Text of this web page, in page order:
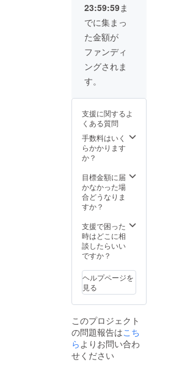
トン プロ
ジェクトを
始めまし
た。全国の
先生方の
メッセージ
を文部科学
省担当者に
直接手渡し
ます。
23:59:59ま
でに集まっ
た金額が
ファンディ
ングされま
す。
支援に関するよ
くある質問
手数料はいく
らかかります
か？
目標金額に届
かなかった場
合どうなりま
すか？
支援で困った
時はどこに相
談したらいい
ですか？
ヘルプページを
見る
このプロジェクト
の問題報告はこち
ら よりお問い合わ
せください